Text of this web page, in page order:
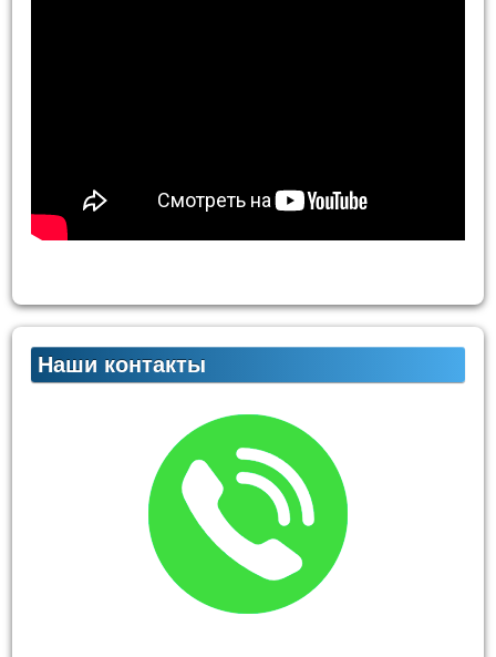
Наши контакты